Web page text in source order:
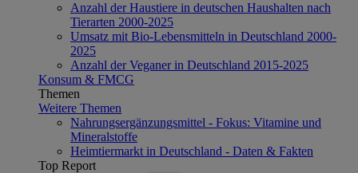
Anzahl der Haustiere in deutschen Haushalten nach
Tierarten 2000-2025
Umsatz mit Bio-Lebensmitteln in Deutschland 2000-
2025
Anzahl der Veganer in Deutschland 2015-2025
Konsum & FMCG
Themen
Weitere Themen
Nahrungsergänzungsmittel - Fokus: Vitamine und
Mineralstoffe
Heimtiermarkt in Deutschland - Daten & Fakten
Top Report